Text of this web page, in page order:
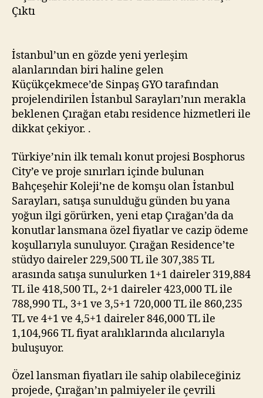
İstanbul’un en gözde yeni yerleşim
alanlarından biri haline gelen
Küçükçekmece’de Sinpaş GYO tarafından
projelendirilen İstanbul Sarayları’nın merakla
beklenen Çırağan etabı residence hizmetleri ile
dikkat çekiyor. .
Türkiye’nin ilk temalı konut projesi Bosphorus
City’e ve proje sınırları içinde bulunan
Bahçeşehir Koleji’ne de komşu olan İstanbul
Sarayları, satışa sunulduğu günden bu yana
yoğun ilgi görürken, yeni etap Çırağan’da da
konutlar lansmana özel fiyatlar ve cazip ödeme
koşullarıyla sunuluyor. Çırağan Residence’te
stüdyo daireler 229,500 TL ile 307,385 TL
arasında satışa sunulurken 1+1 daireler 319,884
TL ile 418,500 TL, 2+1 daireler 423,000 TL ile
788,990 TL, 3+1 ve 3,5+1 720,000 TL ile 860,235
TL ve 4+1 ve 4,5+1 daireler 846,000 TL ile
1,104,966 TL fiyat aralıklarında alıcılarıyla
buluşuyor.
Özel lansman fiyatları ile sahip olabileceğiniz
projede, Çırağan’ın palmiyeler ile çevrili